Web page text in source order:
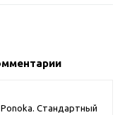
Стандартный